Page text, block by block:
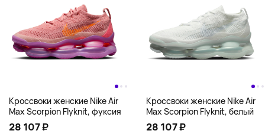
Кроссвоки женские Nike Air
Max Scorpion Flyknit, фуксия
28 107 ₽
Кроссвоки женские Nike Air
Max Scorpion Flyknit, белый
28 107 ₽